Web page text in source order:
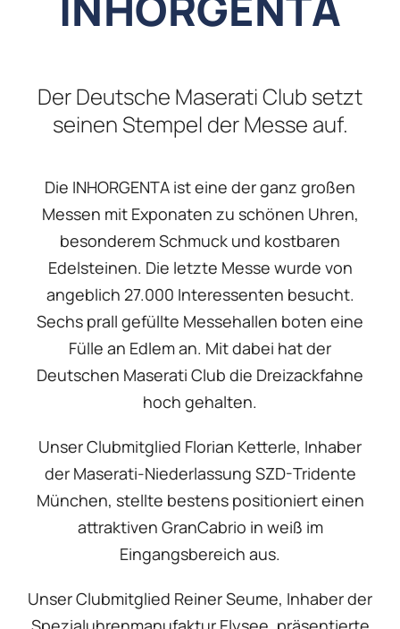
Der Deutsche Maserati Club setzt
seinen Stempel der Messe auf.
Die INHORGENTA ist eine der ganz großen
Messen mit Exponaten zu schönen Uhren,
besonderem Schmuck und kostbaren
Edelsteinen. Die letzte Messe wurde von
angeblich 27.000 Interessenten besucht.
Sechs prall gefüllte Messehallen boten eine
Fülle an Edlem an. Mit dabei hat der
Deutschen Maserati Club die Dreizackfahne
hoch gehalten.
Unser Clubmitglied Florian Ketterle, Inhaber
der Maserati-Niederlassung SZD-Tridente
München, stellte bestens positioniert einen
attraktiven GranCabrio in weiß im
Eingangsbereich aus.
Unser Clubmitglied Reiner Seume, Inhaber der